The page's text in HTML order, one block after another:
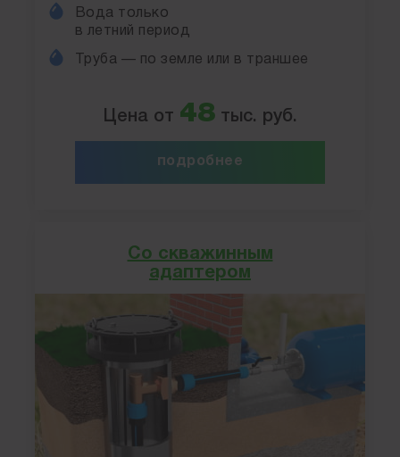
Вода только
в летний период
Труба — по земле или в траншее
Цена от 48тыс. руб.
подробнее
Со скважинным
адаптером